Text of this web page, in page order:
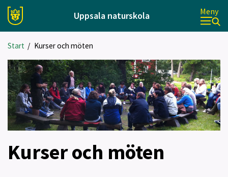
Uppsala naturskola Meny
Start / Kurser och möten
Kurser och möten